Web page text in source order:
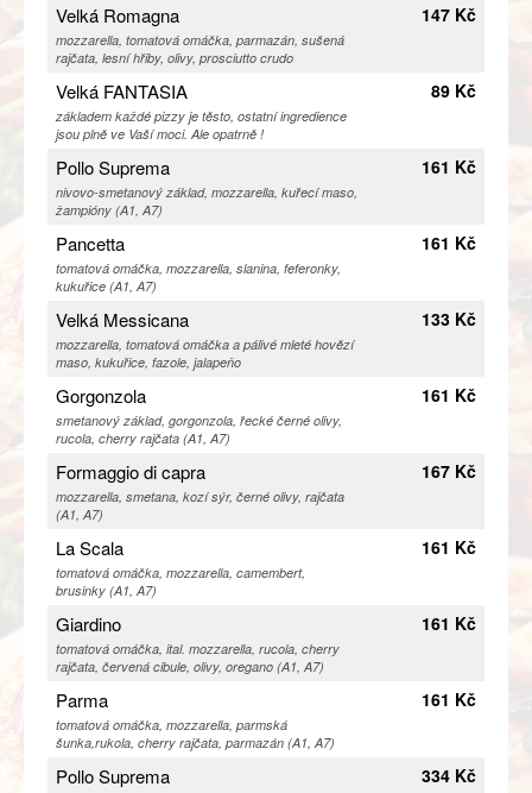
Velká Romagna
mozzarella, tomatová omáčka, parmazán, sušená
rajčata, lesní hřiby, olivy, prosciutto crudo
147 Kč
Velká FANTASIA
základem každé pizzy je těsto, ostatní ingredience
jsou plně ve Vaší moci. Ale opatrně !
89 Kč
Pollo Suprema
nivovo-smetanový základ, mozzarella, kuřecí maso,
žampióny (A1, A7)
161 Kč
Pancetta
tomatová omáčka, mozzarella, slanina, feferonky,
kukuřice (A1, A7)
161 Kč
Velká Messicana
mozzarella, tomatová omáčka a pálivé mleté hovězí
maso, kukuřice, fazole, jalapeňo
133 Kč
Gorgonzola
smetanový základ, gorgonzola, řecké černé olivy,
rucola, cherry rajčata (A1, A7)
161 Kč
Formaggio di capra
mozzarella, smetana, kozí sýr, černé olivy, rajčata
(A1, A7)
167 Kč
La Scala
tomatová omáčka, mozzarella, camembert,
brusinky (A1, A7)
161 Kč
Giardino
tomatová omáčka, ital. mozzarella, rucola, cherry
rajčata, červená cibule, olivy, oregano (A1, A7)
161 Kč
Parma
tomatová omáčka, mozzarella, parmská
šunka,rukola, cherry rajčata, parmazán (A1, A7)
161 Kč
Pollo Suprema 334 Kč